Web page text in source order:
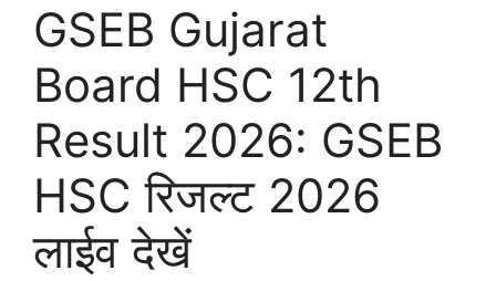
GSEB Gujarat
Board HSC 12th
Result 2026: GSEB
HSC रिजल्ट 2026
लाईव देखें